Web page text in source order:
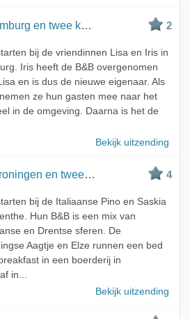
en twee keer Brabant 2
bij de vriendinnen Lisa en Iris in
Iris heeft de B&B overgenomen
en is dus de nieuwe eigenaar. Als
ze hun gasten mee naar het
in de omgeving. Daarna is het de
Bekijk uitzending
en twee keer Drenthe 4
bij de Italiaanse Pino en Saskia
Hun B&B is een mix van
en Drentse sferen. De
Aagtje en Elze runnen een bed
in een boerderij in
in...
Bekijk uitzending